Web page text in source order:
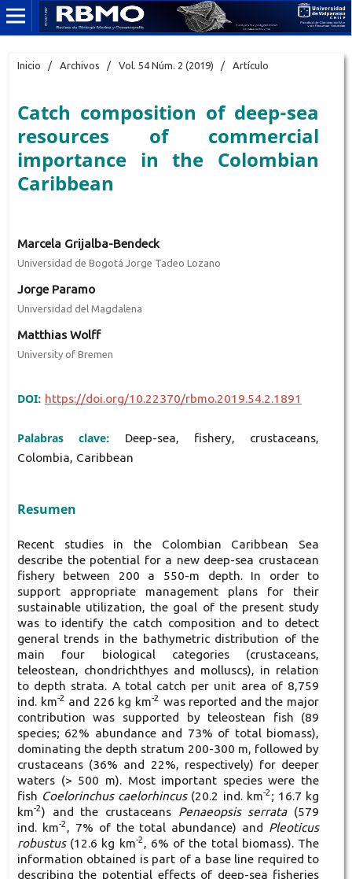
Inicio / Archivos / Vol. 54 Núm. 2 (2019) / Artículo
Catch composition of deep-sea
resources of commercial
importance in the Colombian
Caribbean
Marcela Grijalba-Bendeck
Universidad de Bogotá Jorge Tadeo Lozano
Jorge Paramo
Universidad del Magdalena
Matthias Wolff
University of Bremen
DOI: https://doi.org/10.22370/rbmo.2019.54.2.1891
Palabras clave:
Deep-sea, fishery, crustaceans,
Colombia, Caribbean
Resumen
Recent studies in the Colombian Caribbean Sea
describe the potential for a new deep-sea crustacean
fishery between 200 a 550-m depth. In order to
support appropriate management plans for their
sustainable utilization, the goal of the present study
was to identify the catch composition and to detect
general trends in the bathymetric distribution of the
main four biological categories (crustaceans,
teleostean, chondrichthyes and molluscs), in relation
to depth strata. A total catch per unit area of 8,759
ind. km-2 and 226 kg km-2 was reported and the major
contribution was supported by teleostean fish (89
species; 62% abundance and 73% of total biomass),
dominating the depth stratum 200-300 m, followed by
crustaceans (36% and 22%, respectively) for deeper
waters (> 500 m). Most important species were the
fish Coelorinchus caelorhincus (20.2 ind. km-2 ; 16.7 kg
km-2) and the crustaceans Penaeopsis serrata (579
ind. km-2 , 7% of the total abundance) and Pleoticus
robustus (12.6 kg km-2 , 6% of the total biomass). The
information obtained is part of a base line required to
describing the potential effects of deep-sea fisheries